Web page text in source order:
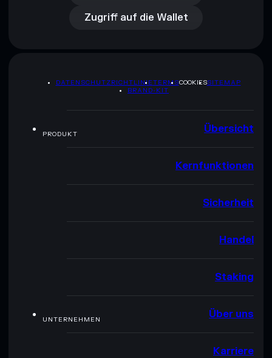
Zugriff auf die Wallet
DATENSCHUTZRICHTLINIETERMSCOOKIESSITEMAP
BRAND-KIT
PRODUKT Übersicht
Kernfunktionen
Sicherheit
Handel
Staking
UNTERNEHMEN Über uns
Karriere